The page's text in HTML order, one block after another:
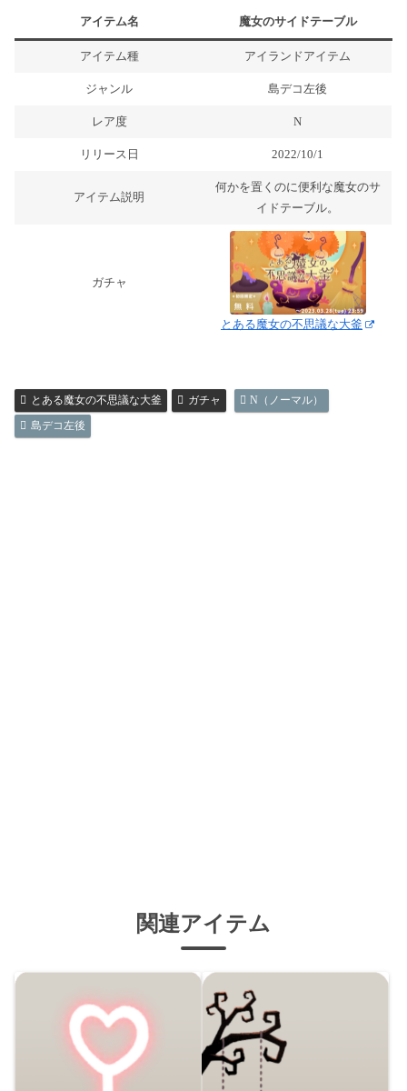
アイテム名 魔女のサイドテーブル
アイテム種 アイランドアイテム
ジャンル 島デコ左後
レア度 N
リリース日 2022/10/1
アイテム説明
何かを置くのに便利な魔女のサ
イドテーブル。
ガチャ
とある魔女の不思議な大釜
とある魔女の不思議な大釜 ガチャ
N（ノーマル）
島デコ左後
関連アイテム